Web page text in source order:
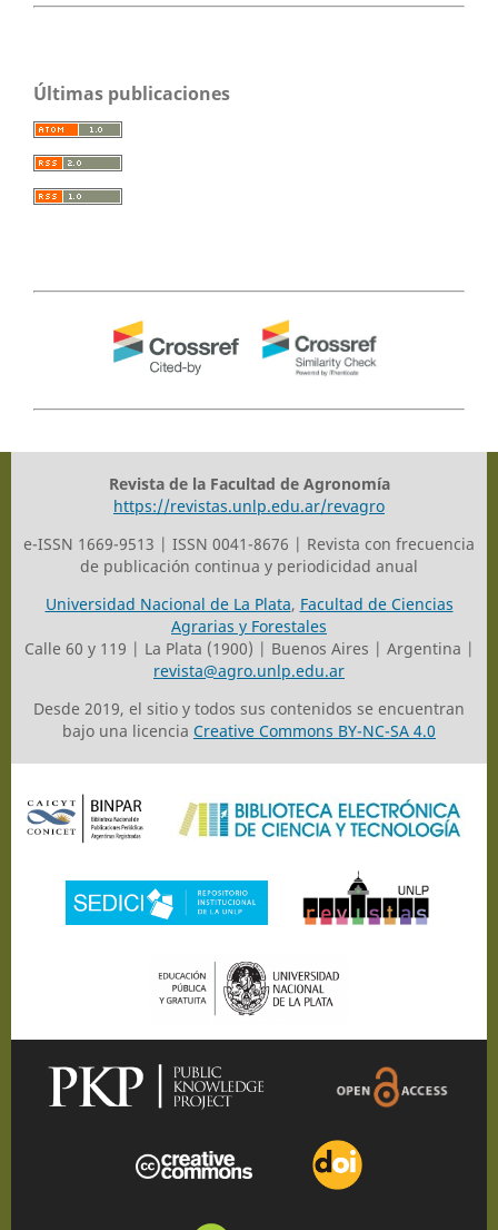
Últimas publicaciones
Revista de la Facultad de Agronomía
https://revistas.unlp.edu.ar/revagro
e-ISSN 1669-9513 | ISSN 0041-8676 | Revista con frecuencia
de publicación continua y periodicidad anual
Universidad Nacional de La Plata, Facultad de Ciencias
Agrarias y Forestales
Calle 60 y 119 | La Plata (1900) | Buenos Aires | Argentina |
revista@agro.unlp.edu.ar
Desde 2019, el sitio y todos sus contenidos se encuentran
bajo una licencia Creative Commons BY-NC-SA 4.0